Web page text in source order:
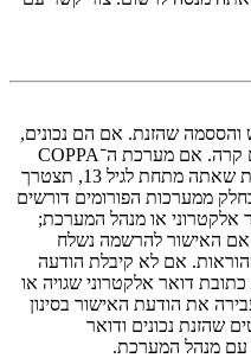
שהזנת. אם הם נכונים,
אז כנראה ואת מהדברים הבאים קרה. אם מערכת ה־COPPA
פועלת במערכת ובהרשמה סימנת שאתה מתחת לגיל 13, תצטרך
ממערכות הפורומים דורשים
אלקטרוני או מנהל המערכת;
האישור להרשמה נשלח
אם לא קיבלת הודעה
דואר אלקטרוני שגויה או
את הודעת האישור בסינון
נכונים ודואר
עם מנהל המערכת.